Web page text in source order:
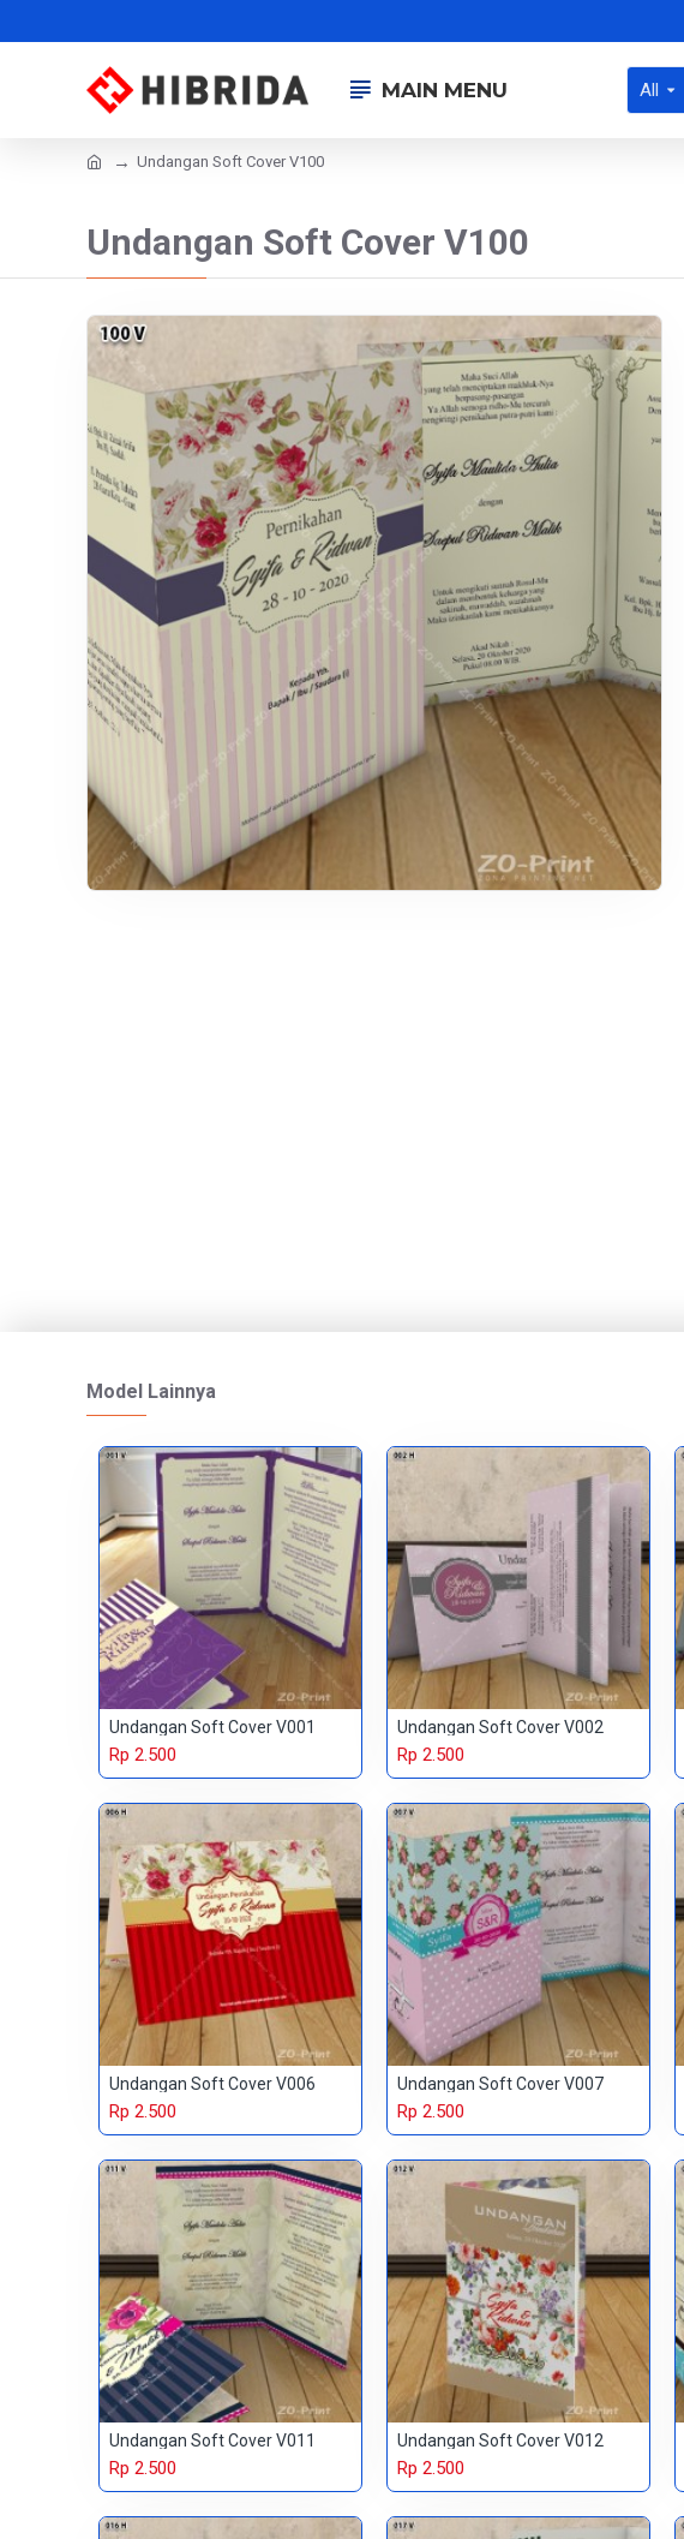
MAIN MENU All
Undangan Soft Cover V100
Undangan Soft Cover V100
Model Lainnya
Undangan Soft Cover V001
Rp 2.500
Undangan Soft Cover V002
Rp 2.500
Undangan Soft Cover V006
Rp 2.500
Undangan Soft Cover V007
Rp 2.500
Undangan Soft Cover V011
Rp 2.500
Undangan Soft Cover V012
Rp 2.500